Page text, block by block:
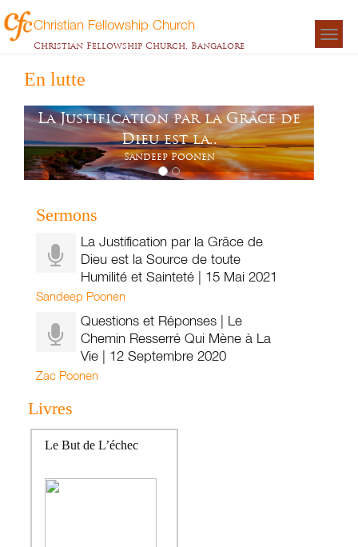
Christian Fellowship Church
Christian Fellowship Church, Bangalore
En lutte
La Justification par la Grâce de
Dieu est la..
Sandeep Poonen
Sermons
La Justification par la Grâce de
Dieu est la Source de toute
Humilité et Sainteté | 15 Mai 2021
Sandeep Poonen
Questions et Réponses | Le
Chemin Resserré Qui Mène à La
Vie | 12 Septembre 2020
Zac Poonen
Livres
Le But de L’échec